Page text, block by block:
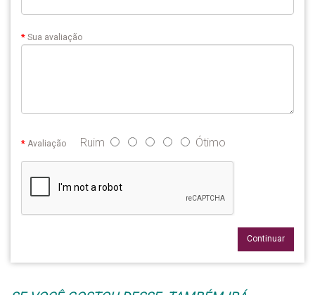
Sua avaliação
Avaliação Ruim Ótimo
Continuar